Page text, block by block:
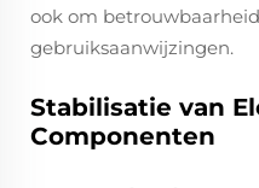
ook om
gebruiksaanwijzingen.
Stabilisatie van
Componenten